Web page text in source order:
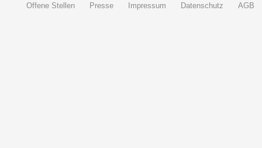
Offene Stellen Presse Impressum Datenschutz AGB